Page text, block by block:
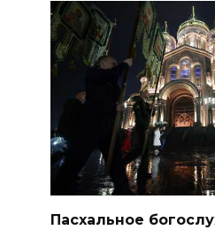
Пасхальное